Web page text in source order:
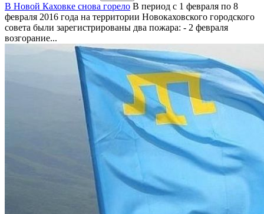
В Новой Каховке снова горело В период с 1 февраля по 8
февраля 2016 года на территории Новокаховского городского
совета были зарегистрированы два пожара: - 2 февраля
возгорание...